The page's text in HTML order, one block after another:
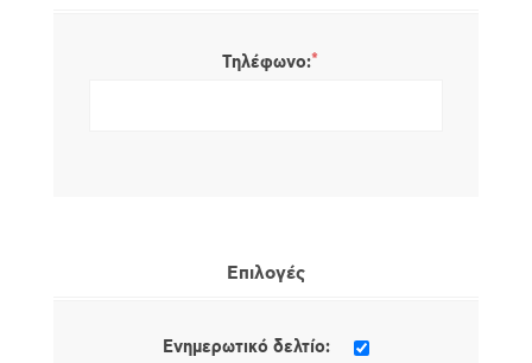
Τηλέφωνο:*
Επιλογές
Ενημερωτικό δελτίο: